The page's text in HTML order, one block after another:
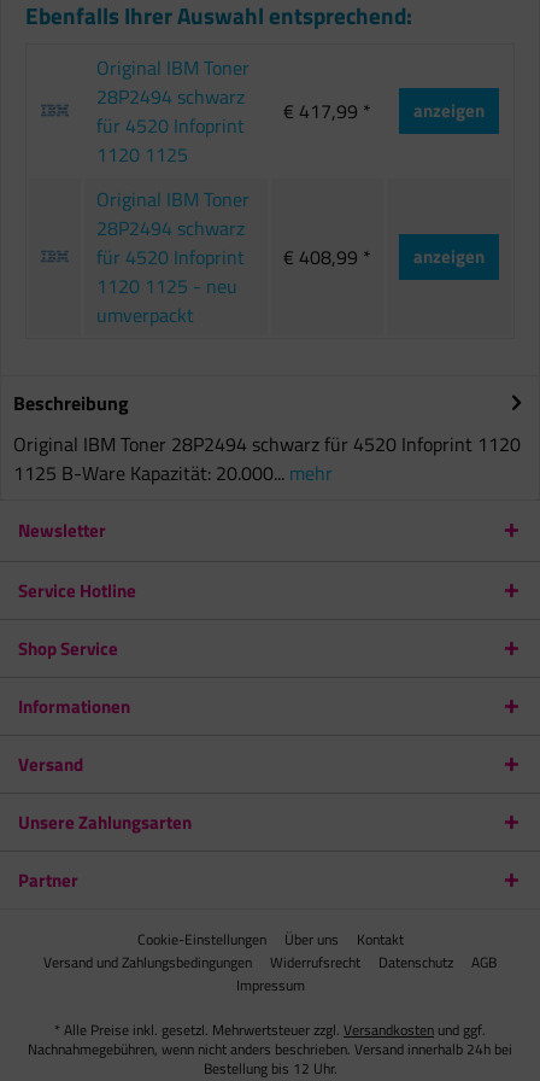
Ebenfalls Ihrer Auswahl entsprechend:
Original IBM Toner
28P2494 schwarz
für 4520 Infoprint
1120 1125
€ 417,99 * anzeigen
Original IBM Toner
28P2494 schwarz
für 4520 Infoprint
1120 1125 - neu
umverpackt
€ 408,99 * anzeigen
Beschreibung
Original IBM Toner 28P2494 schwarz für 4520 Infoprint 1120
1125 B-Ware Kapazität: 20.000... mehr
Newsletter
Service Hotline
Shop Service
Informationen
Versand
Unsere Zahlungsarten
Partner
Cookie-Einstellungen Über uns
Kontakt
Versand und Zahlungsbedingungen
Widerrufsrecht Datenschutz
AGB
Impressum
* Alle Preise inkl. gesetzl. Mehrwertsteuer zzgl. Versandkosten und ggf.
Nachnahmegebühren, wenn nicht anders beschrieben. Versand innerhalb 24h bei
Bestellung bis 12 Uhr.